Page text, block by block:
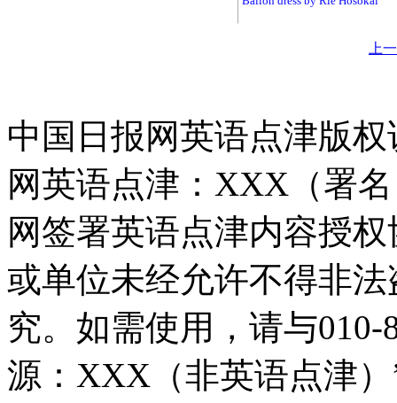
上
中国日报网英语点津版
网英语点津：XXX（署
网签署英语点津内容授
或单位未经允许不得非
究。如需使用，请与010-
源：XXX（非英语点津